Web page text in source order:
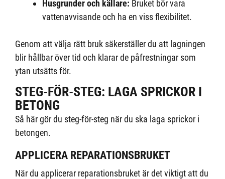
Husgrunder och källare: Bruket bör vara
vattenavvisande och ha en viss flexibilitet.
Genom att välja rätt bruk säkerställer du att lagningen
blir hållbar över tid och klarar de påfrestningar som
ytan utsätts för.
STEG-FÖR-STEG: LAGA SPRICKOR I
BETONG
Så här gör du steg-för-steg när du ska laga sprickor i
betongen.
APPLICERA REPARATIONSBRUKET
När du applicerar reparationsbruket är det viktigt att du